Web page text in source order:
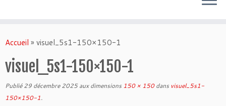
auAccueil » visuel_5s1-150×150-1
visuel_5s1-150×150-1
Publié 29 décembre 2025aux dimensions 150 × 150dans visuel_5s1-
150×150-1.